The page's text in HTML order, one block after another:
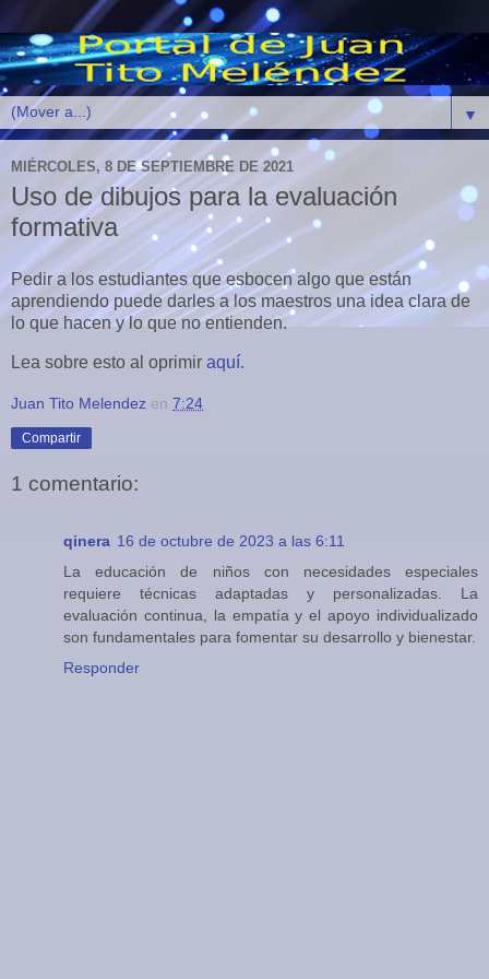
▼
MIÉRCOLES, 8 DE SEPTIEMBRE DE 2021
Uso de dibujos para la evaluación
formativa
Pedir a los estudiantes que esbocen algo que están
aprendiendo puede darles a los maestros una idea clara de
lo que hacen y lo que no entienden.
Lea sobre esto al oprimir aquí.
Juan Tito Melendez en 7:24
Compartir
1 comentario:
qinera 16 de octubre de 2023 a las 6:11
La educación de niños con necesidades especiales
requiere técnicas adaptadas y personalizadas. La
evaluación continua, la empatía y el apoyo individualizado
son fundamentales para fomentar su desarrollo y bienestar.
Responder